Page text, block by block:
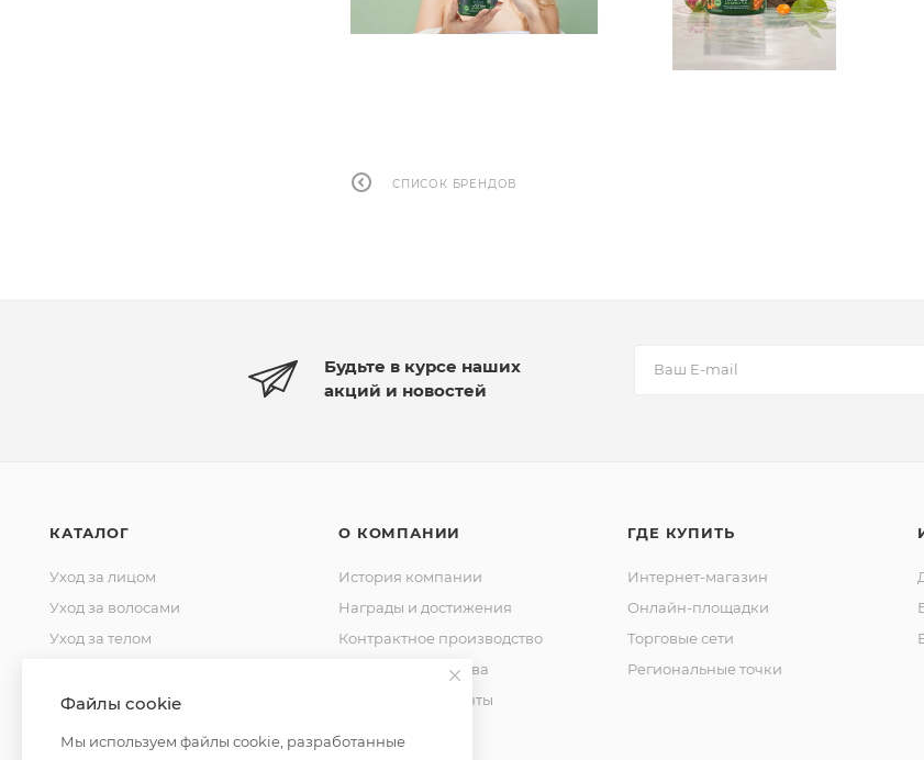
СПИСОК БРЕНДОВ
Будьте в курсе наших
акций и новостей
КАТАЛОГ
Уход за лицом
Уход за волосами
Уход за телом
Косметика для мужчин
О КОМПАНИИ
История компании
Награды и достижения
Контрактное производство
Стандарты качества
Уставные документы
Контакты
ГДЕ КУПИТЬ
Интернет-магазин
Онлайн-площадки
Торговые сети
Региональные точки
Файлы cookie
Мы используем файлы cookie, разработанные